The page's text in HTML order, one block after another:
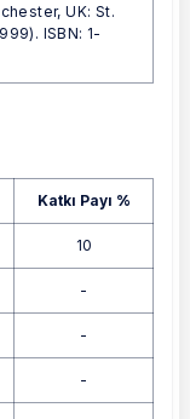
UK: St.
ISBN: 1-
Katkı Payı %
10
-
-
-